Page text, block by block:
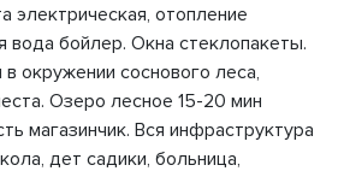
электрическая, отопление
вода бойлер. Окна стеклопакеты.
окружении соснового леса,
Озеро лесное 15-20 мин
магазинчик. Вся инфраструктура
дет садики, больница,